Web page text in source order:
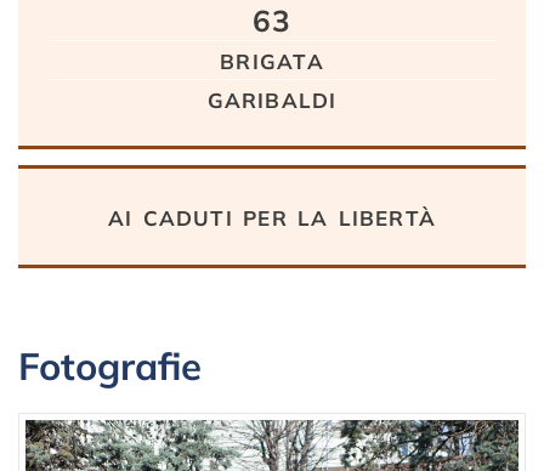
63
brigata
garibaldi
ai caduti per la libertà
Fotografie